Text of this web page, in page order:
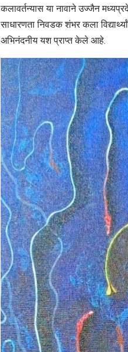
कलावर्तन्यास या नावाने उज्जैन
साधारणता निवडक शंभर कला
अभिनंदनीय यश प्राप्त केले आहे.